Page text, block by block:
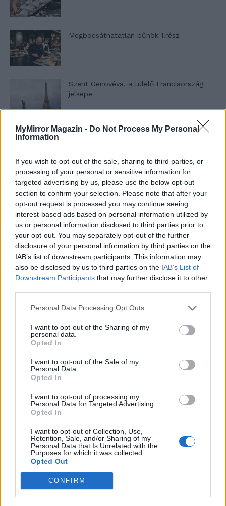
MyMirror Magazin - Do Not Process My Personal
Information
If you wish to opt-out of the sale, sharing to third parties, or
processing of your personal or sensitive information for
targeted advertising by us, please use the below opt-out
section to confirm your selection. Please note that after your
opt-out request is processed you may continue seeing
interest-based ads based on personal information utilized by
us or personal information disclosed to third parties prior to
your opt-out. You may separately opt-out of the further
disclosure of your personal information by third parties on the
IAB’s list of downstream participants. This information may
also be disclosed by us to third parties on the IAB’s List of
Downstream Participants that may further disclose it to other
Personal Data Processing Opt Outs
I want to opt-out of the Sharing of my
personal data.
Opted In
I want to opt-out of the Sale of my
Personal Data.
Opted In
I want to opt-out of processing my
Personal Data for Targeted Advertising.
Opted In
I want to opt-out of Collection, Use,
Retention, Sale, and/or Sharing of my
Personal Data that Is Unrelated with the
Purposes for which it was collected.
Opted Out
CONFIRM
Megbocsáthatatlan bűnök 1.rész
Szent Genovéva, a túlélő Franciaország
jelképe
Minka 12. rész
Minka 11. rész
T. szereti a fiatal lányokat 14. rész
Pedig szóltam… – Miért nem hiszünk a
A legidegesítőbb kifejezések laza
gyűjteménye
Elyna Robbs: Adéle és az örökölt árnyak
A világ legismertebb ruhái